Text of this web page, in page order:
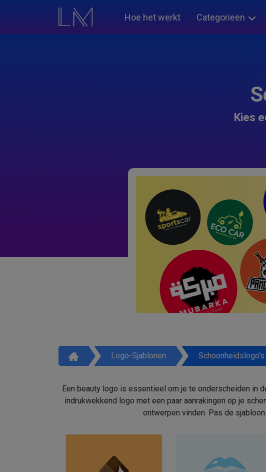
Hoe het werkt Categorieën
Kies
Logo-Sjablonen Schoonheidslogo's
Een beauty logo is essentieel om je te onderscheiden in
indrukwekkend logo met een paar aanrakingen op je
ontwerpen vinden. Pas de